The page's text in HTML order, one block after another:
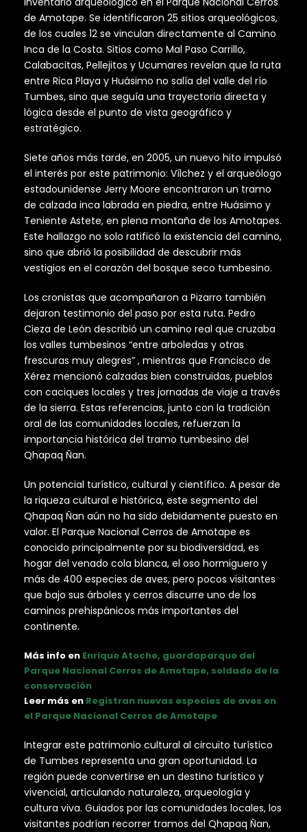
de Amotape. Se identificaron 25 sitios arqueológicos,
de los cuales 12 se vinculan directamente al Camino
Inca de la Costa. Sitios como Mal Paso Carrillo,
Calabacitas, Pellejitos y Ucumares revelan que la ruta
entre Rica Playa y Huásimo no salía del valle del río
Tumbes, sino que seguía una trayectoria directa y
lógica desde el punto de vista geográfico y
estratégico.
Siete años más tarde, en 2005, un nuevo hito impulsó
el interés por este patrimonio: Vílchez y el arqueólogo
estadounidense Jerry Moore encontraron un tramo
de calzada inca labrada en piedra, entre Huásimo y
Teniente Astete, en plena montaña de los Amotapes.
Este hallazgo no solo ratificó la existencia del camino,
sino que abrió la posibilidad de descubrir más
vestigios en el corazón del bosque seco tumbesino.
Los cronistas que acompañaron a Pizarro también
dejaron testimonio del paso por esta ruta. Pedro
Cieza de León describió un camino real que cruzaba
los valles tumbesinos “entre arboledas y otras
frescuras muy alegres” , mientras que Francisco de
Xérez mencionó calzadas bien construidas, pueblos
con caciques locales y tres jornadas de viaje a través
de la sierra. Estas referencias, junto con la tradición
oral de las comunidades locales, refuerzan la
importancia histórica del tramo tumbesino del
Qhapaq Ñan.
Un potencial turístico, cultural y científico. A pesar de
la riqueza cultural e histórica, este segmento del
Qhapaq Ñan aún no ha sido debidamente puesto en
valor. El Parque Nacional Cerros de Amotape es
conocido principalmente por su biodiversidad, es
hogar del venado cola blanca, el oso hormiguero y
más de 400 especies de aves, pero pocos visitantes
que bajo sus árboles y cerros discurre uno de los
caminos prehispánicos más importantes del
continente.
Más info en Enrique Atoche, guardaparque del
Parque Nacional Cerros de Amotape, soldado de la
conservación
Leer más en Registran nuevas especies de aves en
el Parque Nacional Cerros de Amotape
Integrar este patrimonio cultural al circuito turístico
de Tumbes representa una gran oportunidad. La
región puede convertirse en un destino turístico y
vivencial, articulando naturaleza, arqueología y
cultura viva. Guiados por las comunidades locales, los
visitantes podrían recorrer tramos del Qhapaq Ñan,